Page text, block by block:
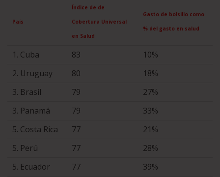
País
Índice de de
Cobertura Universal
en Salud
Gasto de bolsillo como
% del gasto en salud
1. Cuba 83
10%
2. Uruguay
80
18%
3. Brasil
79
27%
3. Panamá
79
33%
5. Costa Rica
77
21%
5. Perú
77
28%
5. Ecuador
77
39%